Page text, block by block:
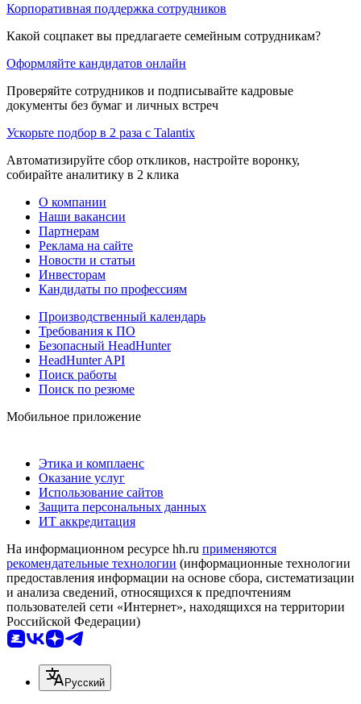
Корпоративная поддержка сотрудников
Какой соцпакет вы предлагаете семейным сотрудникам?
Оформляйте кандидатов онлайн
Проверяйте сотрудников и подписывайте кадровые
документы без бумаг и личных встреч
Ускорьте подбор в 2 раза с Talantix
Автоматизируйте сбор откликов, настройте воронку,
собирайте аналитику в 2 клика
О компании
Наши вакансии
Партнерам
Реклама на сайте
Новости и статьи
Инвесторам
Кандидаты по профессиям
Производственный календарь
Требования к ПО
Безопасный HeadHunter
HeadHunter API
Поиск работы
Поиск по резюме
Мобильное приложение
Этика и комплаенс
Оказание услуг
Использование сайтов
Защита персональных данных
ИТ аккредитация
На информационном ресурсе hh.ru применяются
рекомендательные технологии (информационные технологии
предоставления информации на основе сбора, систематизации
и анализа сведений, относящихся к предпочтениям
пользователей сети «Интернет», находящихся на территории
Российской Федерации)
Русский